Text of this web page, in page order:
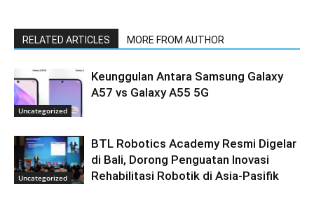
RELATED ARTICLES MORE FROM AUTHOR
Uncategorized
Keunggulan Antara Samsung Galaxy
A57 vs Galaxy A55 5G
Uncategorized
BTL Robotics Academy Resmi Digelar
di Bali, Dorong Penguatan Inovasi
Rehabilitasi Robotik di Asia-Pasifik